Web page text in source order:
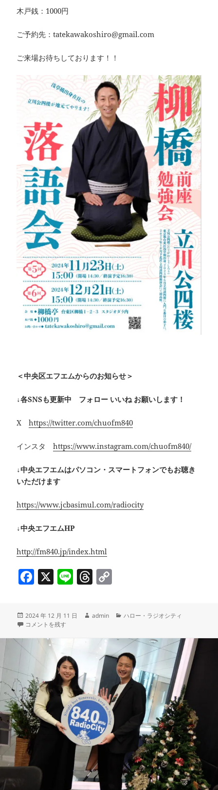
木戸銭：1000円
ご予約先：tatekawakoshiro@gmail.com
ご来場お待ちしております！！
＜中央区エフエムからのお知らせ＞
↓各SNSも更新中 フォロー いいね お願いします！
Xhttps://twitter.com/chuofm840
インスタhttps://www.instagram.com/chuofm840/
↓中央エフエムはパソコン・スマートフォンでもお聴き
いただけます
https://www.jcbasimul.com/radiocity
↓中央エフエムHP
http://fm840.jp/index.html
F
c
e
b
o
k
X Li
e
T
re
a
d
s
p
y
Li
n
k
投
稿
2024 年 12 月 11 日
作
admin
カ
リ
ー
ハロー・ラジオシティ
12/11(水) ●Studio DARA 中西さん ●お花のお話C’mon A Kamon に
コメントを残す